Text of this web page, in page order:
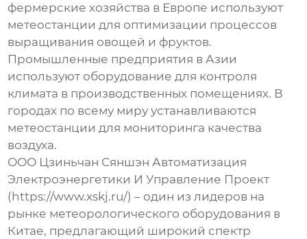
фермерские хозяйства в Европе используют
метеостанции для оптимизации процессов
выращивания овощей и фруктов.
Промышленные предприятия в Азии
используют оборудование для контроля
климата в производственных помещениях. В
городах по всему миру устанавливаются
метеостанции для мониторинга качества
воздуха.
ООО Цзиньчан Сяншэн Автоматизация
Электроэнергетики И Управление Проект
(https://www.xskj.ru/) – один из лидеров на
рынке метеорологического оборудования в
Китае, предлагающий широкий спектр